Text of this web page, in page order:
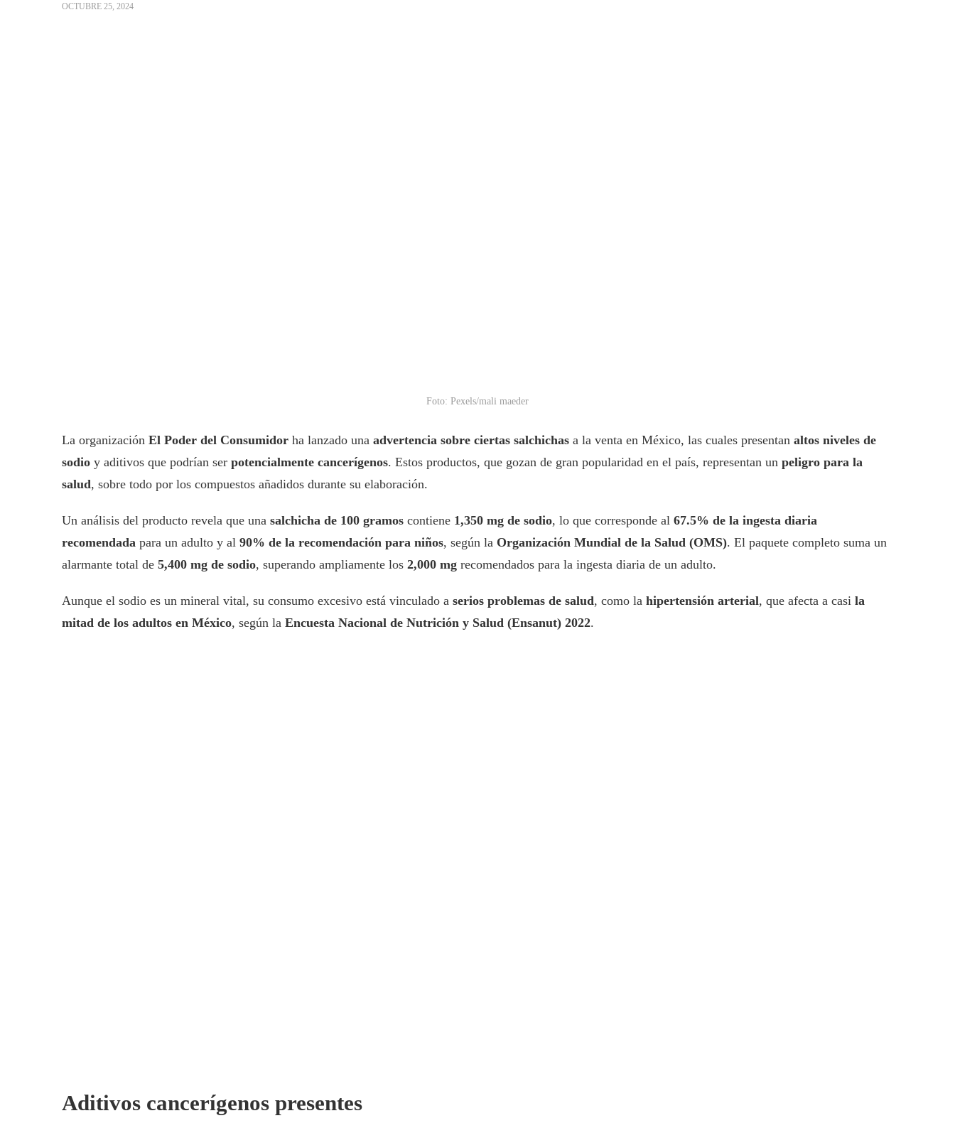
OCTUBRE 25, 2024
Foto: Pexels/mali maeder
La organización El Poder del Consumidor ha lanzado una advertencia sobre ciertas salchichas a la venta en México, las cuales presentan altos niveles de
sodio y aditivos que podrían ser potencialmente cancerígenos. Estos productos, que gozan de gran popularidad en el país, representan un peligro para la
salud, sobre todo por los compuestos añadidos durante su elaboración.
Un análisis del producto revela que una salchicha de 100 gramos contiene 1,350 mg de sodio, lo que corresponde al 67.5% de la ingesta diaria
recomendada para un adulto y al 90% de la recomendación para niños, según la Organización Mundial de la Salud (OMS). El paquete completo suma un
alarmante total de 5,400 mg de sodio, superando ampliamente los 2,000 mg recomendados para la ingesta diaria de un adulto.
Aunque el sodio es un mineral vital, su consumo excesivo está vinculado a serios problemas de salud, como la hipertensión arterial, que afecta a casi la
mitad de los adultos en México, según la Encuesta Nacional de Nutrición y Salud (Ensanut) 2022.
Aditivos cancerígenos presentes